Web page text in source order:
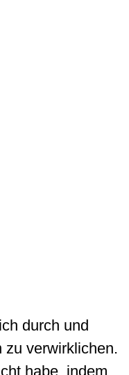
durch und
zu verwirklichen.
habe, indem